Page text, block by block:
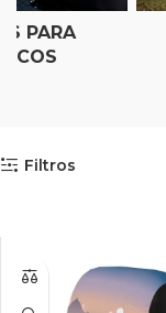
PARA
Filtros